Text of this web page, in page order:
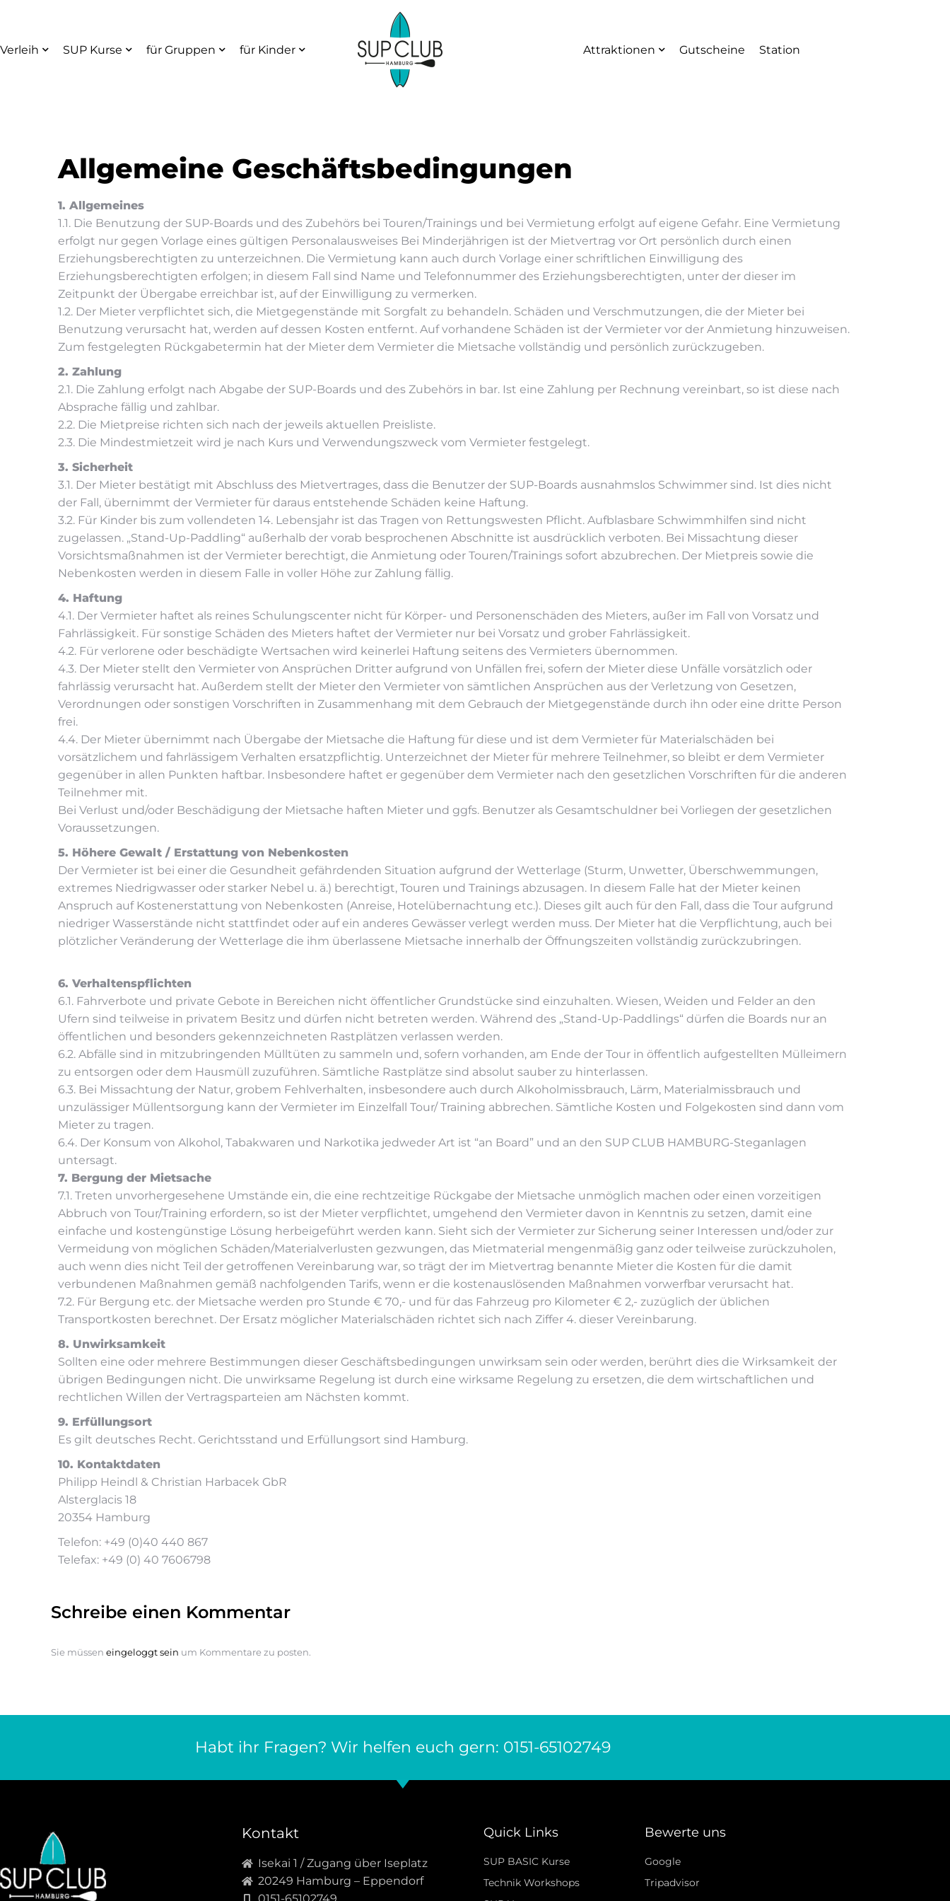
Verleih SUP Kurse für Gruppen für Kinder Attraktionen Gutscheine Station
Allgemeine Geschäftsbedingungen
1. Allgemeines
1.1. Die Benutzung der SUP-Boards und des Zubehörs bei Touren/Trainings und bei Vermietung erfolgt auf eigene Gefahr. Eine Vermietung
erfolgt nur gegen Vorlage eines gültigen Personalausweises Bei Minderjährigen ist der Mietvertrag vor Ort persönlich durch einen
Erziehungsberechtigten zu unterzeichnen. Die Vermietung kann auch durch Vorlage einer schriftlichen Einwilligung des
Erziehungsberechtigten erfolgen; in diesem Fall sind Name und Telefonnummer des Erziehungsberechtigten, unter der dieser im
Zeitpunkt der Übergabe erreichbar ist, auf der Einwilligung zu vermerken.
1.2. Der Mieter verpflichtet sich, die Mietgegenstände mit Sorgfalt zu behandeln. Schäden und Verschmutzungen, die der Mieter bei
Benutzung verursacht hat, werden auf dessen Kosten entfernt. Auf vorhandene Schäden ist der Vermieter vor der Anmietung hinzuweisen.
Zum festgelegten Rückgabetermin hat der Mieter dem Vermieter die Mietsache vollständig und persönlich zurückzugeben.
2. Zahlung
2.1. Die Zahlung erfolgt nach Abgabe der SUP-Boards und des Zubehörs in bar. Ist eine Zahlung per Rechnung vereinbart, so ist diese nach
Absprache fällig und zahlbar.
2.2. Die Mietpreise richten sich nach der jeweils aktuellen Preisliste.
2.3. Die Mindestmietzeit wird je nach Kurs und Verwendungszweck vom Vermieter festgelegt.
3. Sicherheit
3.1. Der Mieter bestätigt mit Abschluss des Mietvertrages, dass die Benutzer der SUP-Boards ausnahmslos Schwimmer sind. Ist dies nicht
der Fall, übernimmt der Vermieter für daraus entstehende Schäden keine Haftung.
3.2. Für Kinder bis zum vollendeten 14. Lebensjahr ist das Tragen von Rettungswesten Pflicht. Aufblasbare Schwimmhilfen sind nicht
zugelassen. „Stand-Up-Paddling“ außerhalb der vorab besprochenen Abschnitte ist ausdrücklich verboten. Bei Missachtung dieser
Vorsichtsmaßnahmen ist der Vermieter berechtigt, die Anmietung oder Touren/Trainings sofort abzubrechen. Der Mietpreis sowie die
Nebenkosten werden in diesem Falle in voller Höhe zur Zahlung fällig.
4. Haftung
4.1. Der Vermieter haftet als reines Schulungscenter nicht für Körper- und Personenschäden des Mieters, außer im Fall von Vorsatz und
Fahrlässigkeit. Für sonstige Schäden des Mieters haftet der Vermieter nur bei Vorsatz und grober Fahrlässigkeit.
4.2. Für verlorene oder beschädigte Wertsachen wird keinerlei Haftung seitens des Vermieters übernommen.
4.3. Der Mieter stellt den Vermieter von Ansprüchen Dritter aufgrund von Unfällen frei, sofern der Mieter diese Unfälle vorsätzlich oder
fahrlässig verursacht hat. Außerdem stellt der Mieter den Vermieter von sämtlichen Ansprüchen aus der Verletzung von Gesetzen,
Verordnungen oder sonstigen Vorschriften in Zusammenhang mit dem Gebrauch der Mietgegenstände durch ihn oder eine dritte Person
frei.
4.4. Der Mieter übernimmt nach Übergabe der Mietsache die Haftung für diese und ist dem Vermieter für Materialschäden bei
vorsätzlichem und fahrlässigem Verhalten ersatzpflichtig. Unterzeichnet der Mieter für mehrere Teilnehmer, so bleibt er dem Vermieter
gegenüber in allen Punkten haftbar. Insbesondere haftet er gegenüber dem Vermieter nach den gesetzlichen Vorschriften für die anderen
Teilnehmer mit.
Bei Verlust und/oder Beschädigung der Mietsache haften Mieter und ggfs. Benutzer als Gesamtschuldner bei Vorliegen der gesetzlichen
Voraussetzungen.
5. Höhere Gewalt / Erstattung von Nebenkosten
Der Vermieter ist bei einer die Gesundheit gefährdenden Situation aufgrund der Wetterlage (Sturm, Unwetter, Überschwemmungen,
extremes Niedrigwasser oder starker Nebel u. ä.) berechtigt, Touren und Trainings abzusagen. In diesem Falle hat der Mieter keinen
Anspruch auf Kostenerstattung von Nebenkosten (Anreise, Hotelübernachtung etc.). Dieses gilt auch für den Fall, dass die Tour aufgrund
niedriger Wasserstände nicht stattfindet oder auf ein anderes Gewässer verlegt werden muss. Der Mieter hat die Verpflichtung, auch bei
plötzlicher Veränderung der Wetterlage die ihm überlassene Mietsache innerhalb der Öffnungszeiten vollständig zurückzubringen.
6. Verhaltenspflichten
6.1. Fahrverbote und private Gebote in Bereichen nicht öffentlicher Grundstücke sind einzuhalten. Wiesen, Weiden und Felder an den
Ufern sind teilweise in privatem Besitz und dürfen nicht betreten werden. Während des „Stand-Up-Paddlings“ dürfen die Boards nur an
öffentlichen und besonders gekennzeichneten Rastplätzen verlassen werden.
6.2. Abfälle sind in mitzubringenden Mülltüten zu sammeln und, sofern vorhanden, am Ende der Tour in öffentlich aufgestellten Mülleimern
zu entsorgen oder dem Hausmüll zuzuführen. Sämtliche Rastplätze sind absolut sauber zu hinterlassen.
6.3. Bei Missachtung der Natur, grobem Fehlverhalten, insbesondere auch durch Alkoholmissbrauch, Lärm, Materialmissbrauch und
unzulässiger Müllentsorgung kann der Vermieter im Einzelfall Tour/ Training abbrechen. Sämtliche Kosten und Folgekosten sind dann vom
Mieter zu tragen.
6.4. Der Konsum von Alkohol, Tabakwaren und Narkotika jedweder Art ist “an Board” und an den SUP CLUB HAMBURG-Steganlagen
untersagt.
7. Bergung der Mietsache
7.1. Treten unvorhergesehene Umstände ein, die eine rechtzeitige Rückgabe der Mietsache unmöglich machen oder einen vorzeitigen
Abbruch von Tour/Training erfordern, so ist der Mieter verpflichtet, umgehend den Vermieter davon in Kenntnis zu setzen, damit eine
einfache und kostengünstige Lösung herbeigeführt werden kann. Sieht sich der Vermieter zur Sicherung seiner Interessen und/oder zur
Vermeidung von möglichen Schäden/Materialverlusten gezwungen, das Mietmaterial mengenmäßig ganz oder teilweise zurückzuholen,
auch wenn dies nicht Teil der getroffenen Vereinbarung war, so trägt der im Mietvertrag benannte Mieter die Kosten für die damit
verbundenen Maßnahmen gemäß nachfolgenden Tarifs, wenn er die kostenauslösenden Maßnahmen vorwerfbar verursacht hat.
7.2. Für Bergung etc. der Mietsache werden pro Stunde € 70,- und für das Fahrzeug pro Kilometer € 2,- zuzüglich der üblichen
Transportkosten berechnet. Der Ersatz möglicher Materialschäden richtet sich nach Ziffer 4. dieser Vereinbarung.
8. Unwirksamkeit
Sollten eine oder mehrere Bestimmungen dieser Geschäftsbedingungen unwirksam sein oder werden, berührt dies die Wirksamkeit der
übrigen Bedingungen nicht. Die unwirksame Regelung ist durch eine wirksame Regelung zu ersetzen, die dem wirtschaftlichen und
rechtlichen Willen der Vertragsparteien am Nächsten kommt.
9. Erfüllungsort
Es gilt deutsches Recht. Gerichtsstand und Erfüllungsort sind Hamburg.
10. Kontaktdaten
Philipp Heindl & Christian Harbacek GbR
Alsterglacis 18
20354 Hamburg
Telefon: +49 (0)40 440 867
Telefax: +49 (0) 40 7606798
Schreibe einen Kommentar
Sie müssen eingeloggt sein um Kommentare zu posten.
Habt ihr Fragen? Wir helfen euch gern: 0151-65102749
Kontakt
Isekai 1 / Zugang über Iseplatz
20249 Hamburg – Eppendorf
Quick Links
SUP BASIC Kurse
Technik Workshops
Bewerte uns
Google
Tripadvisor